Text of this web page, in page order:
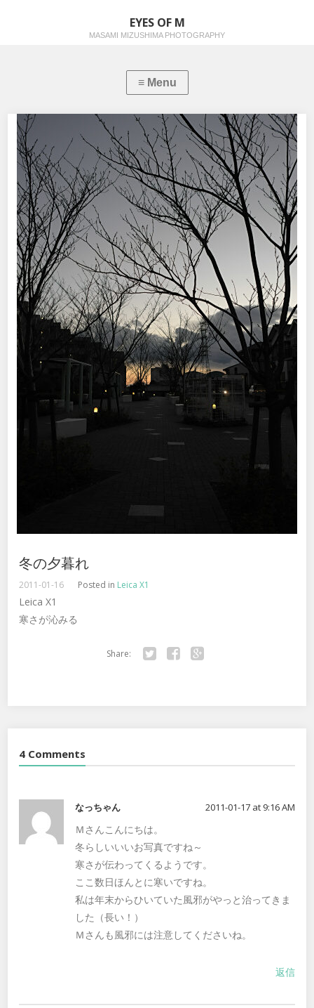
EYES OF M
MASAMI MIZUSHIMA PHOTOGRAPHY
冬の夕暮れ
2011-01-16 Posted in Leica X1
Leica X1
寒さが沁みる
Share:
4 Comments
なっちゃん 2011-01-17 at 9:16 AM
Ｍさんこんにちは。
冬らしいいいお写真ですね～
寒さが伝わってくるようです。
ここ数日ほんとに寒いですね。
私は年末からひいていた風邪がやっと治ってきま
した（長い！）
Ｍさんも風邪には注意してくださいね。
返信